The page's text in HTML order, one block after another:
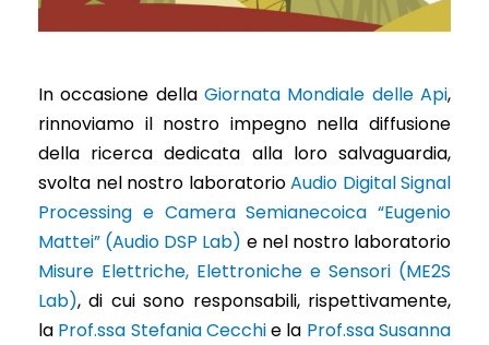
In occasione della Giornata Mondiale delle Api,
rinnoviamo il nostro impegno nella diffusione
della ricerca dedicata alla loro salvaguardia,
svolta nel nostro laboratorioAudio Digital Signal
Processing e Camera Semianecoica “Eugenio
Mattei” (Audio DSP Lab) e nel nostro laboratorio
Misure Elettriche, Elettroniche e Sensori (ME2S
Lab), di cui sono responsabili, rispettivamente,
la Prof.ssa Stefania Cecchie la Prof.ssa Susanna